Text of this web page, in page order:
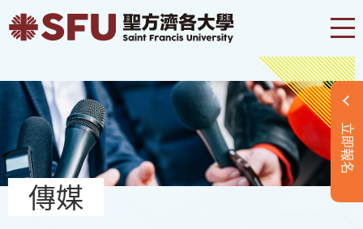
立即報名
傳媒